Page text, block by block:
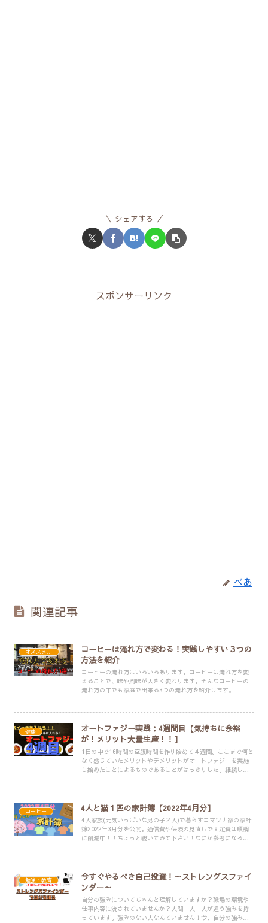
シェアする
スポンサーリンク
べあ
関連記事
コーヒーは淹れ方で変わる！実践しやすい３つの
方法を紹介
コーヒーの淹れ方はいろいろあります。コーヒーは淹れ方を変
えることで、味や風味が大きく変わります。そんなコーヒーの
淹れ方の中でも家庭で出来る3つの淹れ方を紹介します。
健康
オートファジー実践：4週間目【気持ちに余裕
が！メリット大量生産！！】
1日の中で16時間の空腹時間を作り始めて４週間。ここまで何と
なく感じていたメリットやデメリットがオートファジーを実施
し始めたことによるものであることがはっきりした。継続して
コーヒー 4人と猫１匹の家計簿【2022年4月分】
4人家族(元気いっぱいな男の子２人)で暮らすコマツナ家の家計
簿2022年3月分を公開。通信費や保険の見直しで固定費は順調
に削減中！！ちょっと覗いてみて下さい！なにか参考になるこ
勉強・教育
今すぐやるべき自己投資！～ストレングスファイ
ンダー～
自分の強みについてちゃんと理解していますか？職場の環境や
仕事内容に流されていませんか？人間一人一人が違う強みを持
っています。強みのない人なんていません！今、自分の強みを